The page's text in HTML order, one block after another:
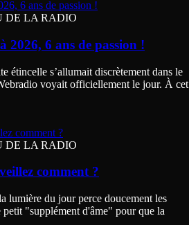
DE LA RADIO
2026, 6 ans de passion !
étincelle s’allumait discrètement dans le
voyait officiellement le jour. À cet
DE LA RADIO
comment ?
lumière du jour perce doucement les
"supplément d'âme" pour que la